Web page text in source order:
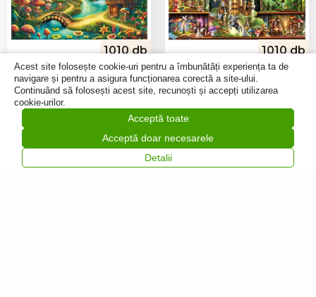
1010 db
Pădure mistică lângă
cascadă puzzle din
lemn
136,70lei
în coș
1010 db
Pe fiecare raft o
poveste puzzle din
lemn
Abonare
Acest site folosește cookie-uri pentru a îmbunătăți experiența ta de
navigare și pentru a asigura funcționarea corectă a site-ului.
Continuând să folosești acest site, recunoști și accepți utilizarea
cookie-urilor.
Acceptă toate
Acceptă doar necesarele
Detalii